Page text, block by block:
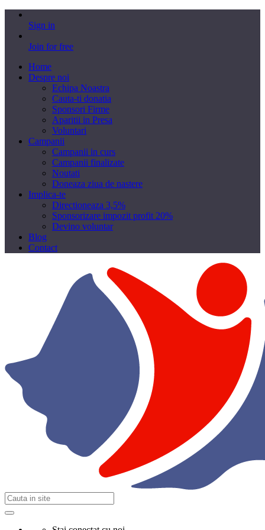
Sign in
Join for free
Home
Despre noi
Echipa Noastra
Cauta-ti donatia
Sponsori Firme
Aparitii in Presa
Voluntari
Campanii
Campanii in curs
Campanii finalizate
Noutati
Doneaza ziua de nastere
Implica-te
Directioneaza 3,5%
Sponsorizare impozit profit 20%
Devino voluntar
Blog
Contact